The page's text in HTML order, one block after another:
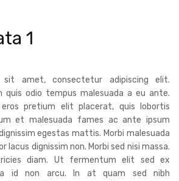
1
sit amet, consectetur adipiscing elit.
quis odio tempus malesuada a eu ante.
pretium elit placerat, quis lobortis
et malesuada fames ac ante ipsum
egestas mattis. Morbi malesuada
lacus dignissim non. Morbi sed nisi massa.
diam. Ut fermentum elit sed ex
id non arcu. In at quam sed nibh